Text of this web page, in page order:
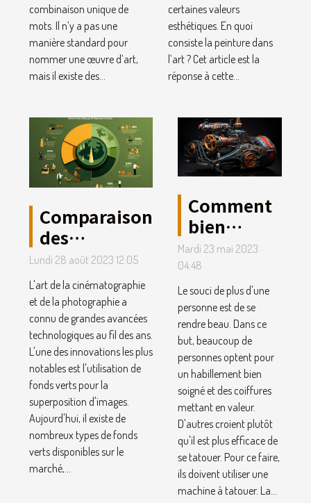
combinaison unique de
mots. Il n’y a pas une
manière standard pour
nommer une œuvre d’art,
mais il existe des...
certaines valeurs
esthétiques. En quoi
consiste la peinture dans
l’art ? Cet article est la
réponse à cette...
Comparaison
des
différents
types de
fonds verts
disponibles
en 2022
Lundi 28 août 2023 12:05
L'art de la cinématographie
et de la photographie a
connu de grandes avancées
technologiques au fil des ans.
L'une des innovations les plus
notables est l'utilisation de
fonds verts pour la
superposition d'images.
Aujourd'hui, il existe de
nombreux types de fonds
verts disponibles sur le
marché,...
Comment
bien
choisir sa
machine à
tatouer ?
Mardi 23 mai 2023
04:48
Le souci de plus d'une
personne est de se
rendre beau. Dans ce
but, beaucoup de
personnes optent pour
un habillement bien
soigné et des coiffures
mettant en valeur.
D'autres croient plutôt
qu'il est plus efficace de
se tatouer. Pour ce faire,
ils doivent utiliser une
machine à tatouer. La...